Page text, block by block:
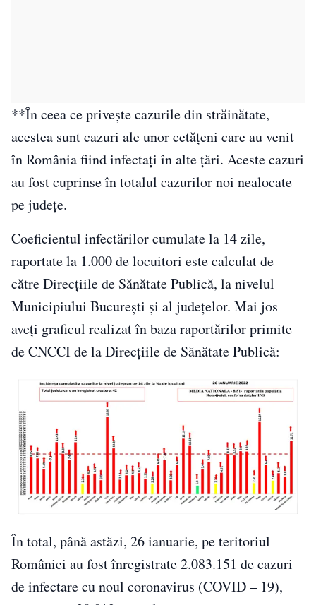
**În ceea ce privește cazurile din străinătate,
acestea sunt cazuri ale unor cetățeni care au venit
în România fiind infectați în alte țări. Aceste cazuri
au fost cuprinse în totalul cazurilor noi nealocate
pe județe.
Coeficientul infectărilor cumulate la 14 zile,
raportate la 1.000 de locuitori este calculat de
către Direcțiile de Sănătate Publică, la nivelul
Municipiului București și al județelor. Mai jos
aveți graficul realizat în baza raportărilor primite
de CNCCI de la Direcțiile de Sănătate Publică:
În total, până astăzi, 26 ianuarie, pe teritoriul
României au fost înregistrate 2.083.151 de cazuri
de infectare cu noul coronavirus (COVID – 19),